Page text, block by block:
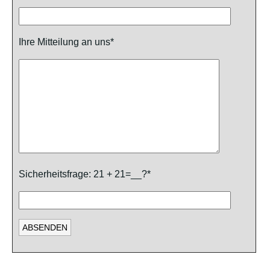
Ihre Mitteilung an uns*
Sicherheitsfrage: 21 + 21=__?*